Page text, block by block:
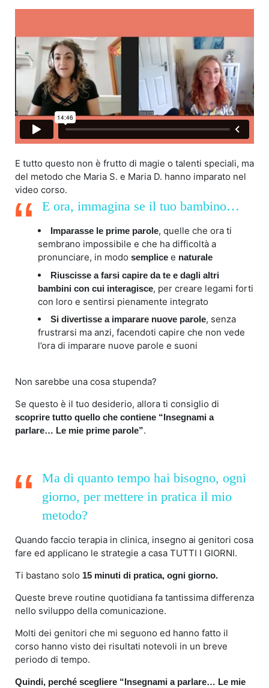
E tutto questo non è frutto di magie o talenti speciali, ma
del metodo che Maria S. e Maria D. hanno imparato nel
video corso.
E ora, immagina se il tuo bambino…
Imparasse le prime parole, quelle che ora ti
sembrano impossibile e che ha difficoltà a
pronunciare, in modo semplice e naturale
Riuscisse a farsi capire da te e dagli altri
bambini con cui interagisce, per creare legami forti
con loro e sentirsi pienamente integrato
Si divertisse a imparare nuove parole, senza
frustrarsi ma anzi, facendoti capire che non vede
l’ora di imparare nuove parole e suoni
Non sarebbe una cosa stupenda?
Se questo è il tuo desiderio, allora ti consiglio di
scoprire tutto quello che contiene “Insegnami a
parlare… Le mie prime parole”.
Ma di quanto tempo hai bisogno, ogni
giorno, per mettere in pratica il mio
metodo?
Quando faccio terapia in clinica, insegno ai genitori cosa
fare ed applicano le strategie a casa TUTTI I GIORNI.
Ti bastano solo 15 minuti di pratica, ogni giorno.
Queste breve routine quotidiana fa tantissima differenza
nello sviluppo della comunicazione.
Molti dei genitori che mi seguono ed hanno fatto il
corso hanno visto dei risultati notevoli in un breve
periodo di tempo.
Quindi, perché scegliere “Insegnami a parlare… Le mie